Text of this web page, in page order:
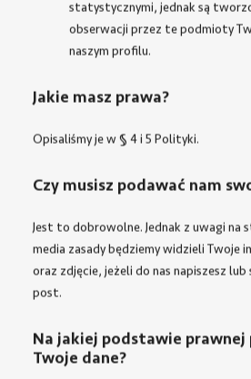
statystycznymi, jednak są
obserwacji przez te podmioty
naszym profilu.
Jakie masz prawa?
Opisaliśmy je w § 4 i 5 Polityki.
Czy musisz podawać nam
Jest to dobrowolne. Jednak z uwagi na
media zasady będziemy widzieli Twoje
oraz zdjęcie, jeżeli do nas napiszesz lub
post.
Na jakiej podstawie
Twoje dane?